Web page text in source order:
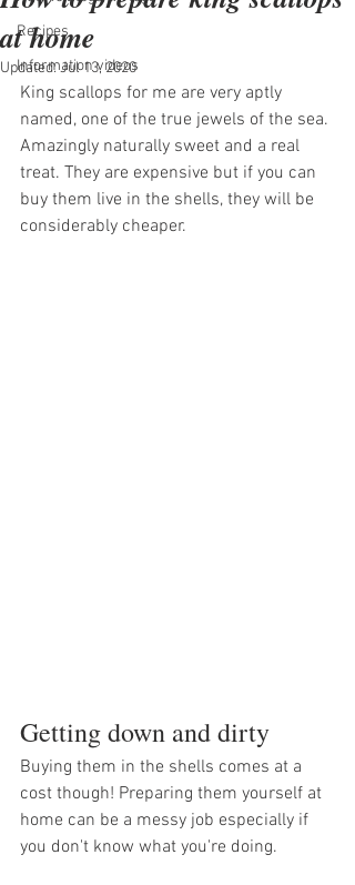
Recipes
Information videos
at home
Updated:Jul 13, 2020
King scallops for me are very aptly
named, one of the true jewels of the sea.
Amazingly naturally sweet and a real
treat. They are expensive but if you can
buy them live in the shells, they will be
considerably cheaper.
Getting down and dirty
Buying them in the shells comes at a
cost though! Preparing them yourself at
home can be a messy job especially if
you don't know what you're doing.